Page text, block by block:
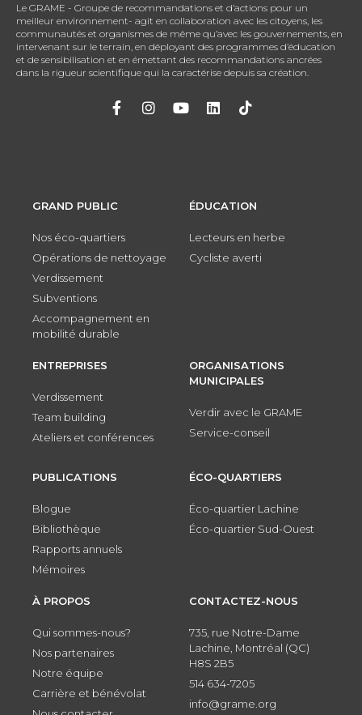
Le GRAME - Groupe de recommandations et d’actions pour un
meilleur environnement- agit en collaboration avec les citoyens, les
communautés et organismes de même qu’avec les gouvernements, en
intervenant sur le terrain, en déployant des programmes d’éducation
et de sensibilisation et en émettant des recommandations ancrées
dans la rigueur scientifique qui la caractérise depuis sa création.
GRAND PUBLIC
Nos éco-quartiers
Opérations de nettoyage
Verdissement
Subventions
Accompagnement en
mobilité durable
ÉDUCATION
Lecteurs en herbe
Cycliste averti
ENTREPRISES
Verdissement
Team building
Ateliers et conférences
ORGANISATIONS
MUNICIPALES
Verdir avec le GRAME
Service-conseil
PUBLICATIONS
Blogue
Bibliothèque
Rapports annuels
Mémoires
ÉCO-QUARTIERS
Éco-quartier Lachine
Éco-quartier Sud-Ouest
À PROPOS
Qui sommes-nous?
Nos partenaires
Notre équipe
Carrière et bénévolat
CONTACTEZ-NOUS
735, rue Notre-Dame
Lachine, Montréal (QC)
H8S 2B5
514 634-7205
info@grame.org